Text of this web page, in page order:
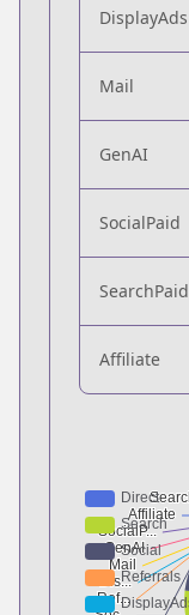
DisplayAds
Mail
GenAI
SocialPaid
SearchPaid
Affiliate